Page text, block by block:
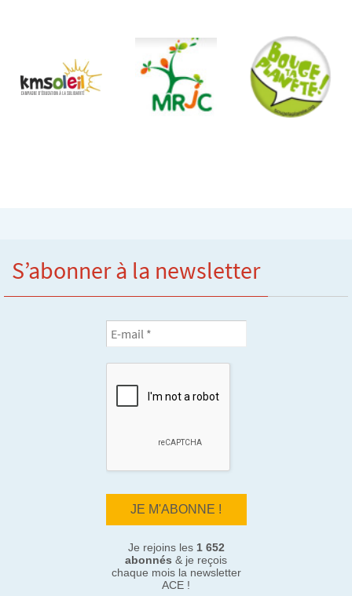
S’abonner à la newsletter
Je rejoins les 1 652
abonnés & je reçois
chaque mois la newsletter
ACE !